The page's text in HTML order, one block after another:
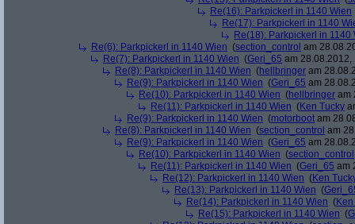
Re(16): Parkpickerl in 1140 Wien
Re(17): Parkpickerl in 1140
Re(18): Parkpickerl in 1140
Re(6): Parkpickerl in 1140 Wien (section_control am
Re(7): Parkpickerl in 1140 Wien (Geri_65 am 28.08.2012,
Re(8): Parkpickerl in 1140 Wien (hellbringer am
Re(9): Parkpickerl in 1140 Wien (Geri_65 am
Re(10): Parkpickerl in 1140 Wien (hellbringer am
Re(11): Parkpickerl in 1140 Wien (Ken Tucky
Re(9): Parkpickerl in 1140 Wien (motorboot am
Re(8): Parkpickerl in 1140 Wien (section_control am
Re(9): Parkpickerl in 1140 Wien (Geri_65 am
Re(10): Parkpickerl in 1140 Wien (section_control
Re(11): Parkpickerl in 1140 Wien (Geri_65 am
Re(12): Parkpickerl in 1140 Wien (Ken
Re(13): Parkpickerl in 1140 Wien (
Re(14): Parkpickerl in 1140 Wien (
Re(15): Parkpickerl in 1140 Wien (